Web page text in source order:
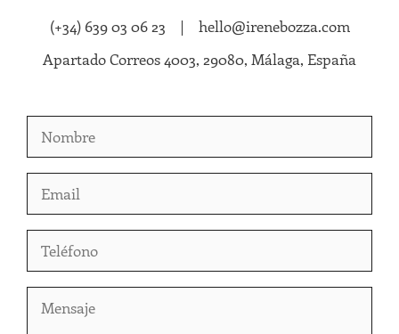
(+34) 639 03 06 23 | hello@irenebozza.com
Apartado Correos 4003, 29080, Málaga, España